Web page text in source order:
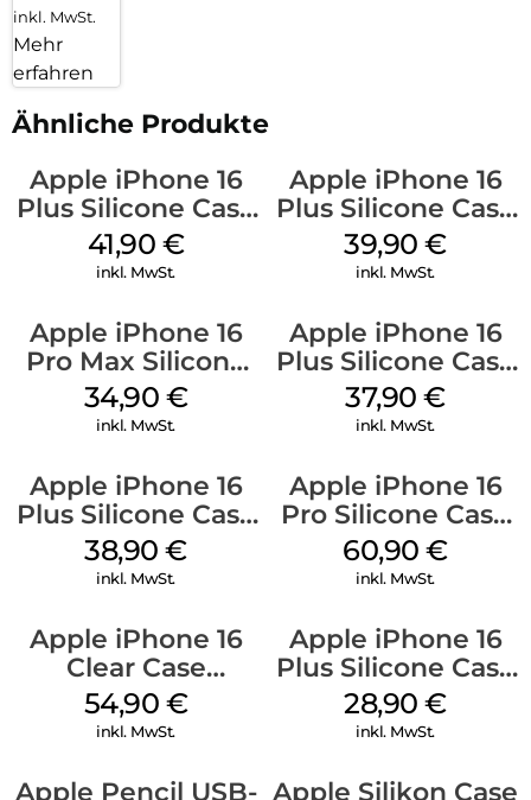
inkl. MwSt.
Mehr
erfahren
Ähnliche Produkte
Apple iPhone 16
Plus Silicone Case
MagSafe Stone
Gray
41,90 €
inkl. MwSt.
Apple iPhone 16
Plus Silicone Case
MagSafe Plum
39,90€
inkl. MwSt.
Apple iPhone 16
Pro Max Silicone
Case MagSafe
Denim
34,90 €
inkl. MwSt.
Apple iPhone 16
Plus Silicone Case
MagSafe Lake
Green
37,90€
inkl. MwSt.
Apple iPhone 16
Plus Silicone Case
MagSafe Denim
38,90€
inkl. MwSt.
Apple iPhone 16
Pro Silicone Case
MagSafe Stone
Gray
60,90€
inkl. MwSt.
Apple iPhone 16
Clear Case
MagSafe
Transparent
54,90 €
inkl. MwSt.
Apple iPhone 16
Plus Silicone Case
MagSafe Black
28,90€
inkl. MwSt.
Apple Pencil USB- Apple Silikon Case